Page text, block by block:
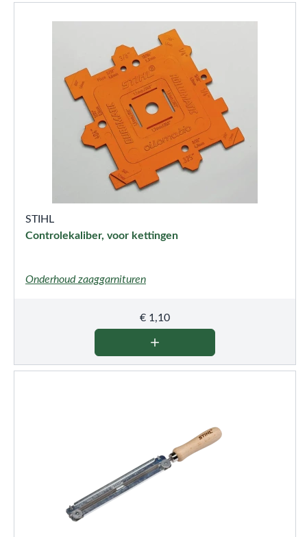
STIHL
Controlekaliber, voor kettingen
Onderhoud zaaggarnituren
€ 1,10